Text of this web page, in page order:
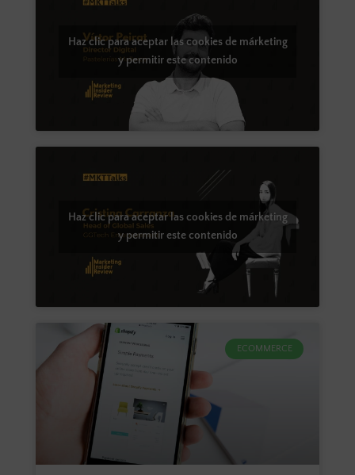
Haz clic para aceptar las cookies de márketing
y permitir este contenido
Haz clic para aceptar las cookies de márketing
y permitir este contenido
ECOMMERCE